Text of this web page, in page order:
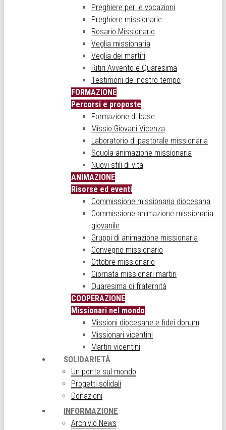
Preghiere per le vocazioni
Preghiere missionarie
Rosario Missionario
Veglia missionaria
Veglia dei martiri
Ritiri Avvento e Quaresima
Testimoni del nostro tempo
FORMAZIONE
Percorsi e proposte
Formazione di base
Missio Giovani Vicenza
Laboratorio di pastorale missionaria
Scuola animazione missionaria
Nuovi stili di vita
ANIMAZIONE
Risorse ed eventi
Commissione missionaria diocesana
Commissione animazione missionaria
giovanile
Gruppi di animazione missionaria
Convegno missionario
Ottobre missionario
Giornata missionari martiri
Quaresima di fraternità
COOPERAZIONE
Missionari nel mondo
Missioni diocesane e fidei donum
Missionari vicentini
Martiri vicentini
SOLIDARIETÀ
Un ponte sul mondo
Progetti solidali
Donazioni
INFORMAZIONE
Archivio News